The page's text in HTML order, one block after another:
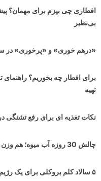
افطاری چی بپزم برای مهمان؟
بی‌نظیر
«درهم خوری» و «پرخوری» در
تهیه
نکات تغذیه ای برای رفع تشنگی
چالش 30 روزه آب میوه؛ هم وزن کم کن و هم بدنت رو سم زدایی کن!
۵ سالاد کلم بروکلی برای یک رژیم غذایی سالم